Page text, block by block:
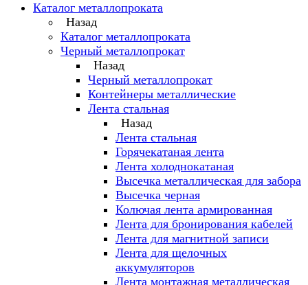
Каталог металлопроката
Назад
Каталог металлопроката
Черный металлопрокат
Назад
Черный металлопрокат
Контейнеры металлические
Лента стальная
Назад
Лента стальная
Горячекатаная лента
Лента холоднокатаная
Высечка металлическая для забора
Высечка черная
Колючая лента армированная
Лента для бронирования кабелей
Лента для магнитной записи
Лента для щелочных
аккумуляторов
Лента монтажная металлическая